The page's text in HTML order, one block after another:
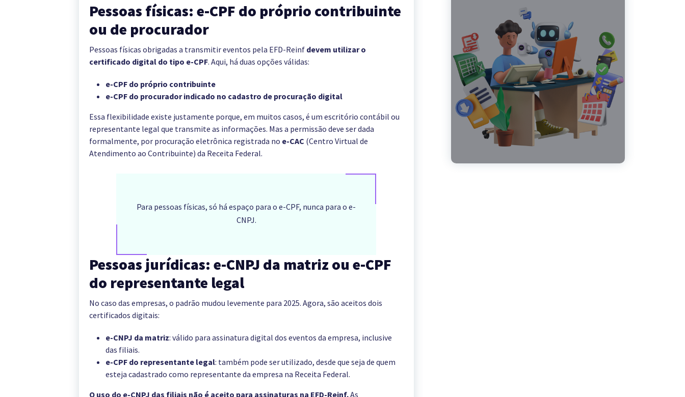
Pessoas físicas: e-CPF do próprio contribuinte
ou de procurador
Pessoas físicas obrigadas a transmitir eventos pela EFD-Reinf devem utilizar o
certificado digital do tipo e-CPF. Aqui, há duas opções válidas:
e-CPF do próprio contribuinte
e-CPF do procurador indicado no cadastro de procuração digital
Essa flexibilidade existe justamente porque, em muitos casos, é um escritório contábil ou
representante legal que transmite as informações. Mas a permissão deve ser dada
formalmente, por procuração eletrônica registrada no e-CAC (Centro Virtual de
Atendimento ao Contribuinte) da Receita Federal.
Para pessoas físicas, só há espaço para o e-CPF, nunca para o e-
CNPJ.
Pessoas jurídicas: e-CNPJ da matriz ou e-CPF
do representante legal
No caso das empresas, o padrão mudou levemente para 2025. Agora, são aceitos dois
certificados digitais:
e-CNPJ da matriz: válido para assinatura digital dos eventos da empresa, inclusive
das filiais.
e-CPF do representante legal: também pode ser utilizado, desde que seja de quem
esteja cadastrado como representante da empresa na Receita Federal.
O uso do e-CNPJ das filiais não é aceito para assinaturas na EFD-Reinf.As